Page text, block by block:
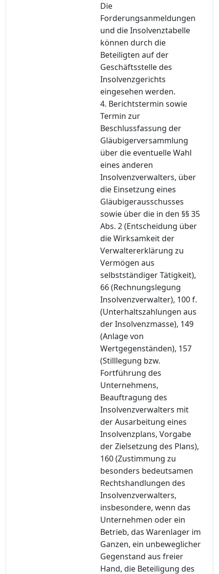
Die
Forderungsanmeldungen
und die Insolvenztabelle
können durch die
Beteiligten auf der
Geschäftsstelle des
Insolvenzgerichts
eingesehen werden.
4. Berichtstermin sowie
Termin zur
Beschlussfassung der
Gläubigerversammlung
über die eventuelle Wahl
eines anderen
Insolvenzverwalters, über
die Einsetzung eines
Gläubigerausschusses
sowie über die in den §§ 35
Abs. 2 (Entscheidung über
die Wirksamkeit der
Verwaltererklärung zu
Vermögen aus
selbstständiger Tätigkeit),
66 (Rechnungslegung
Insolvenzverwalter), 100 f.
(Unterhaltszahlungen aus
der Insolvenzmasse), 149
(Anlage von
Wertgegenständen), 157
(Stilllegung bzw.
Fortführung des
Unternehmens,
Beauftragung des
Insolvenzverwalters mit
der Ausarbeitung eines
Insolvenzplans, Vorgabe
der Zielsetzung des Plans),
160 (Zustimmung zu
besonders bedeutsamen
Rechtshandlungen des
Insolvenzverwalters,
insbesondere, wenn das
Unternehmen oder ein
Betrieb, das Warenlager im
Ganzen, ein unbeweglicher
Gegenstand aus freier
Hand, die Beteiligung des